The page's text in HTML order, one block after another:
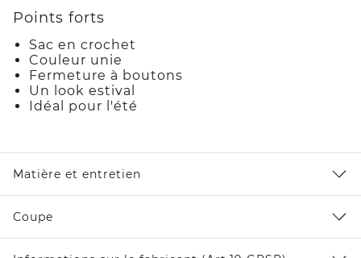
Points forts
Sac en crochet
Couleur unie
Fermeture à boutons
Un look estival
Idéal pour l'été
Matière et entretien
Coupe